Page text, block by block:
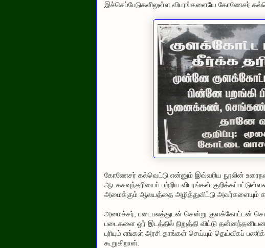
இச்செப்பேடுகளிலுள்ள விபரங்களையே கோணேசர்
கோணேசர் கல்வெட்டு என்னும் இவ்வரிய நூலின்
ஆடகசவுந்தரியைப் பற்றிய விபரங்கள்
அமைக்கும் ஆலயத்தை அழித்துவிட்டு அவர்களையும்
அமைச்சர், படைபலத்துடன் சென்று குளக்கோட்டன்
படைகளை ஓர் இடத்தில் நிறுத்தி விட்டு
புரியும் எங்கள் அரசி தாங்கள் செய்யும் தெய்வீகப்
கூறுகிறான்.